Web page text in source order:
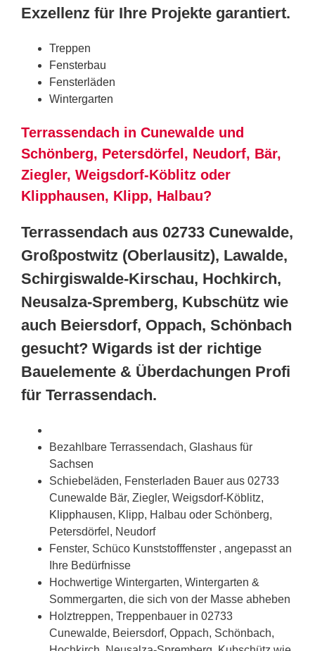
Exzellenz für Ihre Projekte garantiert.
Treppen
Fensterbau
Fensterläden
Wintergarten
Terrassendach in Cunewalde und
Schönberg, Petersdörfel, Neudorf, Bär,
Ziegler, Weigsdorf-Köblitz oder
Klipphausen, Klipp, Halbau?
Terrassendach aus 02733 Cunewalde,
Großpostwitz (Oberlausitz), Lawalde,
Schirgiswalde-Kirschau, Hochkirch,
Neusalza-Spremberg, Kubschütz wie
auch Beiersdorf, Oppach, Schönbach
gesucht? Wigards ist der richtige
Bauelemente & Überdachungen Profi
für Terrassendach.
Bezahlbare Terrassendach, Glashaus für
Sachsen
Schiebeläden, Fensterladen Bauer aus 02733
Cunewalde Bär, Ziegler, Weigsdorf-Köblitz,
Klipphausen, Klipp, Halbau oder Schönberg,
Petersdörfel, Neudorf
Fenster, Schüco Kunststofffenster , angepasst an
Ihre Bedürfnisse
Hochwertige Wintergarten, Wintergarten &
Sommergarten, die sich von der Masse abheben
Holztreppen, Treppenbauer in 02733
Cunewalde, Beiersdorf, Oppach, Schönbach,